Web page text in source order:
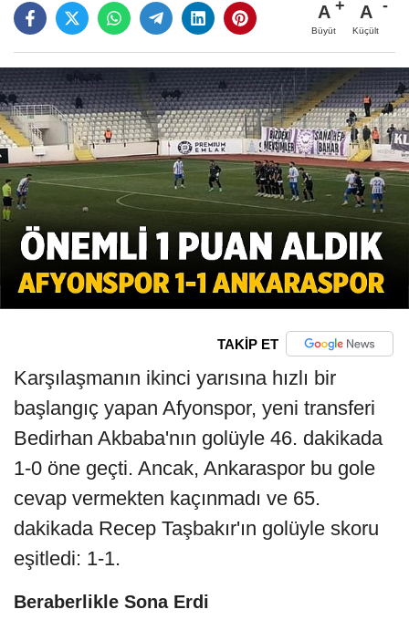
A
Büyüt
A
Küçült
TAKİP ET
Karşılaşmanın ikinci yarısına hızlı bir
başlangıç yapan Afyonspor, yeni transferi
Bedirhan Akbaba'nın golüyle 46. dakikada
1-0 öne geçti. Ancak, Ankaraspor bu gole
cevap vermekten kaçınmadı ve 65.
dakikada Recep Taşbakır'ın golüyle skoru
eşitledi: 1-1.
Beraberlikle Sona Erdi